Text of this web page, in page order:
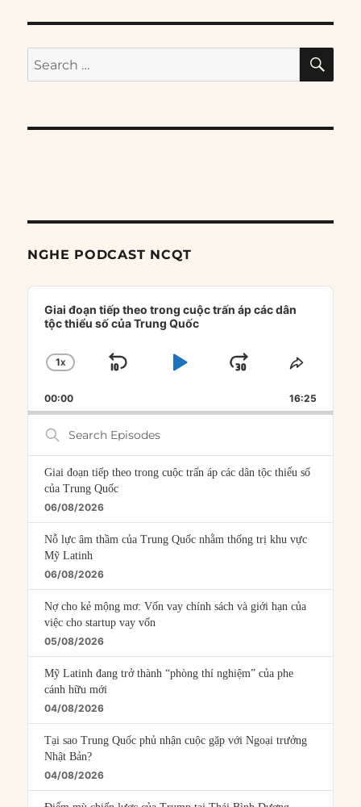
Search
for:
NGHE PODCAST NCQT
Audio
Player
Giai đoạn tiếp theo trong cuộc trấn áp các dân
tộc thiểu số của Trung Quốc
CHANGE
RATE
1X
SKIP
PLAYJUMP
FORWARD
SHARE
00:00 16:25
Search
Episodes
Giai đoạn tiếp theo trong cuộc trấn áp các dân tộc thiểu số
của Trung Quốc
06/08/2026
Nỗ lực âm thầm của Trung Quốc nhằm thống trị khu vực
Mỹ Latinh
06/08/2026
Nợ cho kẻ mộng mơ: Vốn vay chính sách và giới hạn của
việc cho startup vay vốn
05/08/2026
Mỹ Latinh đang trở thành “phòng thí nghiệm” của phe
cánh hữu mới
04/08/2026
Tại sao Trung Quốc phủ nhận cuộc gặp với Ngoại trưởng
Nhật Bản?
04/08/2026